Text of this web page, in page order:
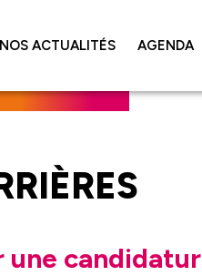
NOS ACTUALITÉS AGENDA